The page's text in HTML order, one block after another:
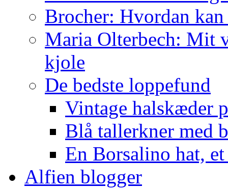
Brocher: Hvordan
Maria Olterbech: Mit
kjole
De bedste loppefund
Vintage halskæder
Blå tallerkner med
En Borsalino hat,
Alfien blogger